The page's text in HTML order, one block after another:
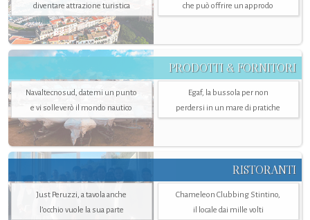
diventare attrazione turistica
che può offrire un approdo
PRODOTTI & FORNITORI
Navaltecnosud, datemi un punto
e vi solleverò il mondo nautico
Egaf, la bussola per non
perdersi in un mare di pratiche
RISTORANTI
Just Peruzzi, a tavola anche
l’occhio vuole la sua parte
Chameleon Clubbing Stintino,
il locale dai mille volti